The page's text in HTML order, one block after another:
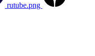
rutube.png